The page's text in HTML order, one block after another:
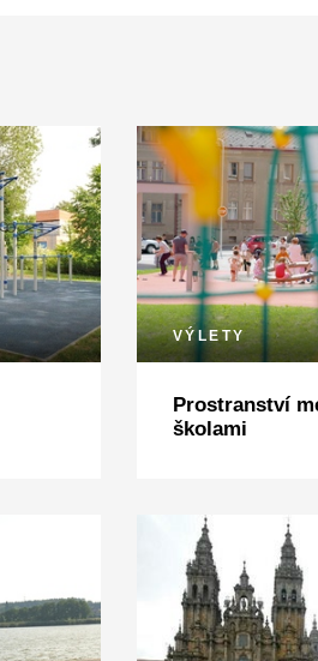
VÝLETY
Prostranství
školami